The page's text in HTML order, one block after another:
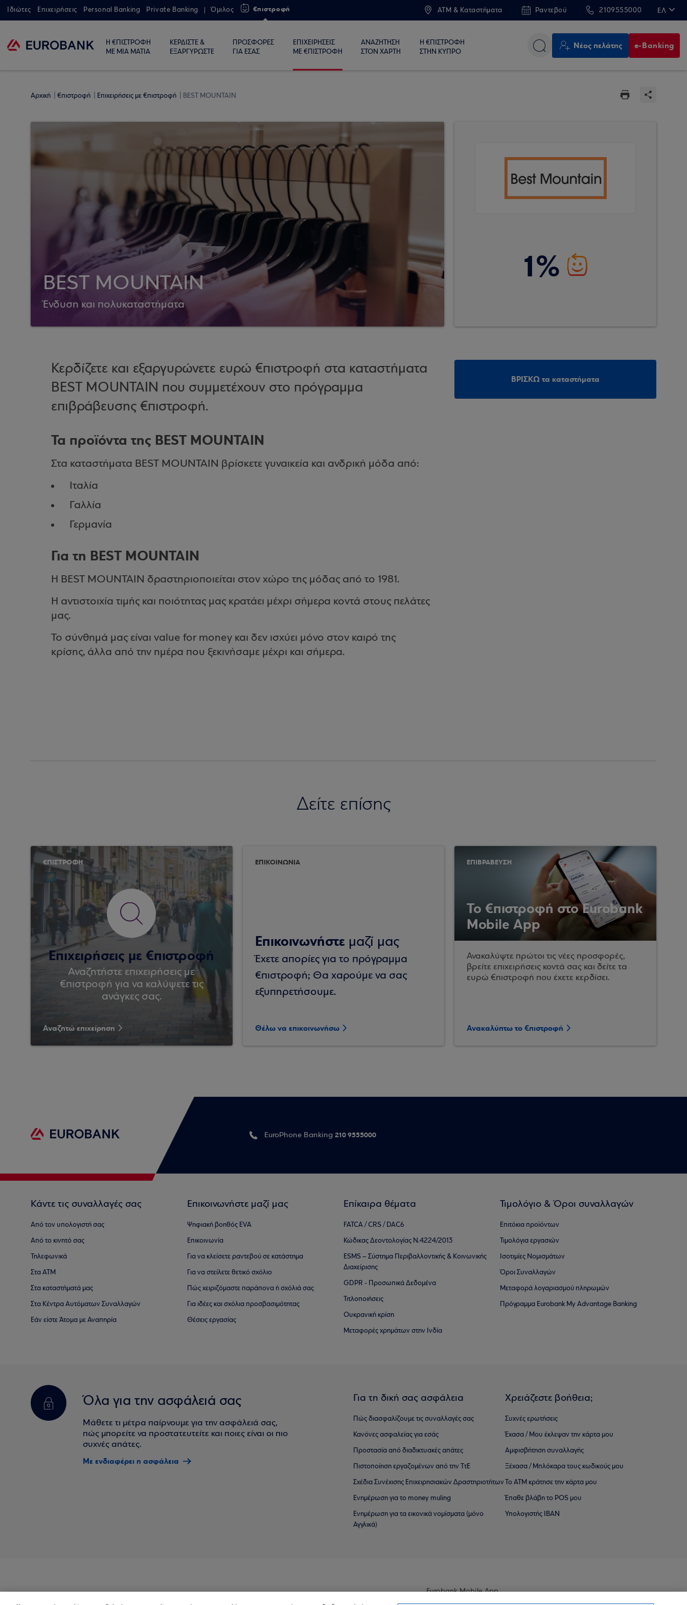
Ιδιώτες Επιχειρήσεις Personal Banking Private Banking Όμιλος €πιστροφή ATM & Καταστήματα Ραντεβού 2109555000 ΕΛ
Η €ΠΙΣΤΡΟΦΗ
ΜΕ ΜΙΑ ΜΑΤΙΑ
ΚΕΡΔΙΣΤΕ &
ΕΞΑΡΓΥΡΩΣΤΕ
ΠΡΟΣΦΟΡΕΣ
ΓΙΑ ΕΣΑΣ
ΕΠΙΧΕΙΡΗΣΕΙΣ
ΜΕ €ΠΙΣΤΡΟΦΗ
ΑΝΑΖΗΤΗΣΗ
ΣΤΟΝ ΧΑΡΤΗ
Η €ΠΙΣΤΡΟΦΗ
ΣΤΗΝ ΚΥΠΡΟ
Νέος πελάτης e-Banking
Αρχική €πιστροφή Επιχειρήσεις με €πιστροφή BEST MOUNTAIN
Ένδυση και πολυκαταστήματα
BEST MOUNTAIN 1%
Κερδίζετε και εξαργυρώνετε ευρώ €πιστροφή στα καταστήματα
BEST MOUNTAIN που συμμετέχουν στο πρόγραμμα
επιβράβευσης €πιστροφή.
Τα προϊόντα της BEST MOUNTAIN
Στα καταστήματα BEST MOUNTAIN βρίσκετε γυναικεία και ανδρική μόδα από:
Ιταλία
Γαλλία
Γερμανία
Για τη BEST MOUNTAIN
Η BEST MOUNTAIN δραστηριοποιείται στον χώρο της μόδας από το 1981.
Η αντιστοιχία τιμής και ποιότητας μας κρατάει μέχρι σήμερα κοντά στους πελάτες
μας.
Το σύνθημά μας είναι value for money και δεν ισχύει μόνο στον καιρό της
κρίσης, άλλα από την ημέρα που ξεκινήσαμε μέχρι και σήμερα.
ΒΡΙΣΚΩ τα καταστήματα
Δείτε επίσης
€ΠΙΣΤΡΟΦΗ
Επιχειρήσεις με €πιστροφή
Αναζητήστε επιχειρήσεις με
€πιστροφή για να καλύψετε τις
ανάγκες σας.
Αναζητώ επιχείρηση
ΕΠΙΚΟΙΝΩΝΙΑ
Επικοινωνήστε μαζί μας
Έχετε απορίες για το πρόγραμμα
€πιστροφή; Θα χαρούμε να σας
εξυπηρετήσουμε.
Θέλω να επικοινωνήσω
ΕΠΙΒΡΑΒΕΥΣΗ
Το €πιστροφή στο Eurobank
Mobile App
Ανακαλύψτε πρώτοι τις νέες προσφορές,
βρείτε επιχειρήσεις κοντά σας και δείτε τα
ευρώ €πιστροφή που έχετε κερδίσει.
Ανακαλύπτω το €πιστροφή
EuroPhone Banking 210 9555000
Κάντε τις συναλλαγές σας
Από τον υπολογιστή σας
Από το κινητό σας
Τηλεφωνικά
Στα ΑΤΜ
Στα καταστήματά μας
Στα Κέντρα Αυτόματων Συναλλαγών
Εάν είστε Άτομα με Αναπηρία
Επικοινωνήστε μαζί μας
Ψηφιακή βοηθός EVA
Επικοινωνία
Για να κλείσετε ραντεβού σε κατάστημα
Για να στείλετε θετικό σχόλιο
Πώς χειριζόμαστε παράπονα ή σχόλιά σας
Για ιδέες και σχόλια προσβασιμότητας
Θέσεις εργασίας
Επίκαιρα θέματα
FATCA / CRS / DAC6
Κώδικας Δεοντολογίας Ν.4224/2013
ESMS – Σύστημα Περιβαλλοντικής & Κοινωνικής
Διαχείρισης
GDPR - Προσωπικά Δεδομένα
Τιτλοποιήσεις
Ουκρανική κρίση
Μεταφορές χρημάτων στην Ινδία
Τιμολόγιο & Όροι συναλλαγών
Επιτόκια προϊόντων
Τιμολόγια εργασιών
Ισοτιμίες Νομισμάτων
Όροι Συναλλαγών
Μεταφορά λογαριασμού πληρωμών
Πρόγραμμα Eurobank My Advantage Banking
Όλα για την ασφάλειά σας
Μάθετε τι μέτρα παίρνουμε για την ασφάλειά σας,
πώς μπορείτε να προστατευτείτε και ποιες είναι οι πιο
συχνές απάτες.
Με ενδιαφέρει η ασφάλεια
Για τη δική σας ασφάλεια
Πώς διασφαλίζουμε τις συναλλαγές σας
Κανόνες ασφαλείας για εσάς
Προστασία από διαδικτυακές απάτες
Πιστοποίηση εργαζομένων από την ΤτΕ
Σχέδια Συνέχισης Επιχειρησιακών ∆ραστηριοτήτων
Ενημέρωση για το money muling
Ενημέρωση για τα εικονικά νομίσματα (μόνο
Αγγλικά)
Χρειάζεστε βοήθεια;
Συχνές ερωτήσεις
Έχασα / Μου έκλεψαν την κάρτα μου
Αμφισβήτηση συναλλαγής
Ξέχασα / Μπλόκαρα τους κωδικούς μου
Το ΑΤΜ κράτησε την κάρτα μου
Έπαθε βλάβη το POS μου
Υπολογιστής IBAN
Eurobank Mobile App